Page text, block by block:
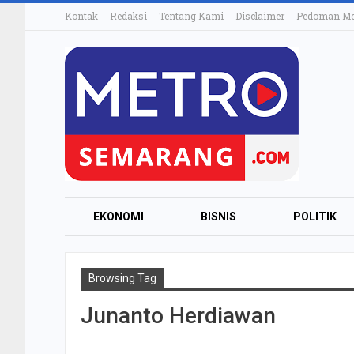
Kontak Redaksi Tentang Kami Disclaimer Pedoman
EKONOMI BISNIS POLITIK
Browsing Tag
Junanto Herdiawan